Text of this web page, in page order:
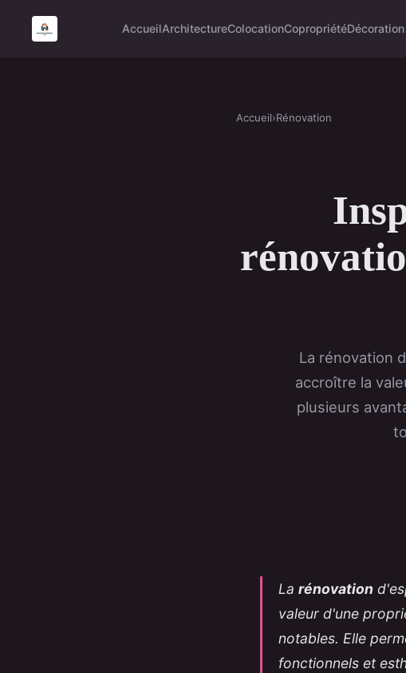
AccueilArchitectureColocationCopropriété
Accueil›Rénovation
La rénovation
accroître la
plusieurs
La rénovation
valeur d'une
notables. Elle
fonctionnels et